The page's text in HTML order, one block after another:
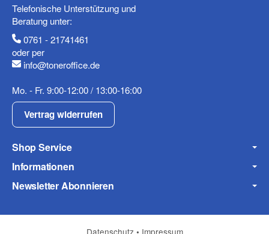
Mobiltelefon
Frage zum Artikel
Ihre Frage
Telefonische Unterstützung und
Beratung unter:
0761 - 21741461
oder per
info@toneroffice.de
Mo. - Fr. 9:00-12:00 / 13:00-16:00
Vertrag widerrufen
Shop Service
Informationen
Newsletter Abonnieren